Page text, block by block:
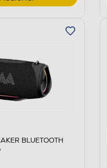
BLUETOOTH